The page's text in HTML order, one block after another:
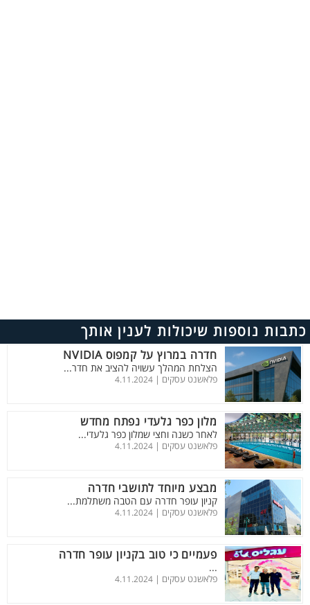
כתבות נוספות שיכולות לענין אותך
חדרה במרוץ על קמפוס NVIDIA
הצלחת המהלך עשויה להציב את חדר...
פלאשנט עסקים | 4.11.2024
מלון כפר גלעדי נפתח מחדש
לאחר כשנה וחצי שמלון כפר גלעדי...
פלאשנט עסקים | 4.11.2024
מבצע מיוחד לתושבי חדרה
קניון עופר חדרה עם הטבה משתלמת...
פלאשנט עסקים | 4.11.2024
פעמיים כי טוב בקניון עופר חדרה
...
פלאשנט עסקים | 4.11.2024